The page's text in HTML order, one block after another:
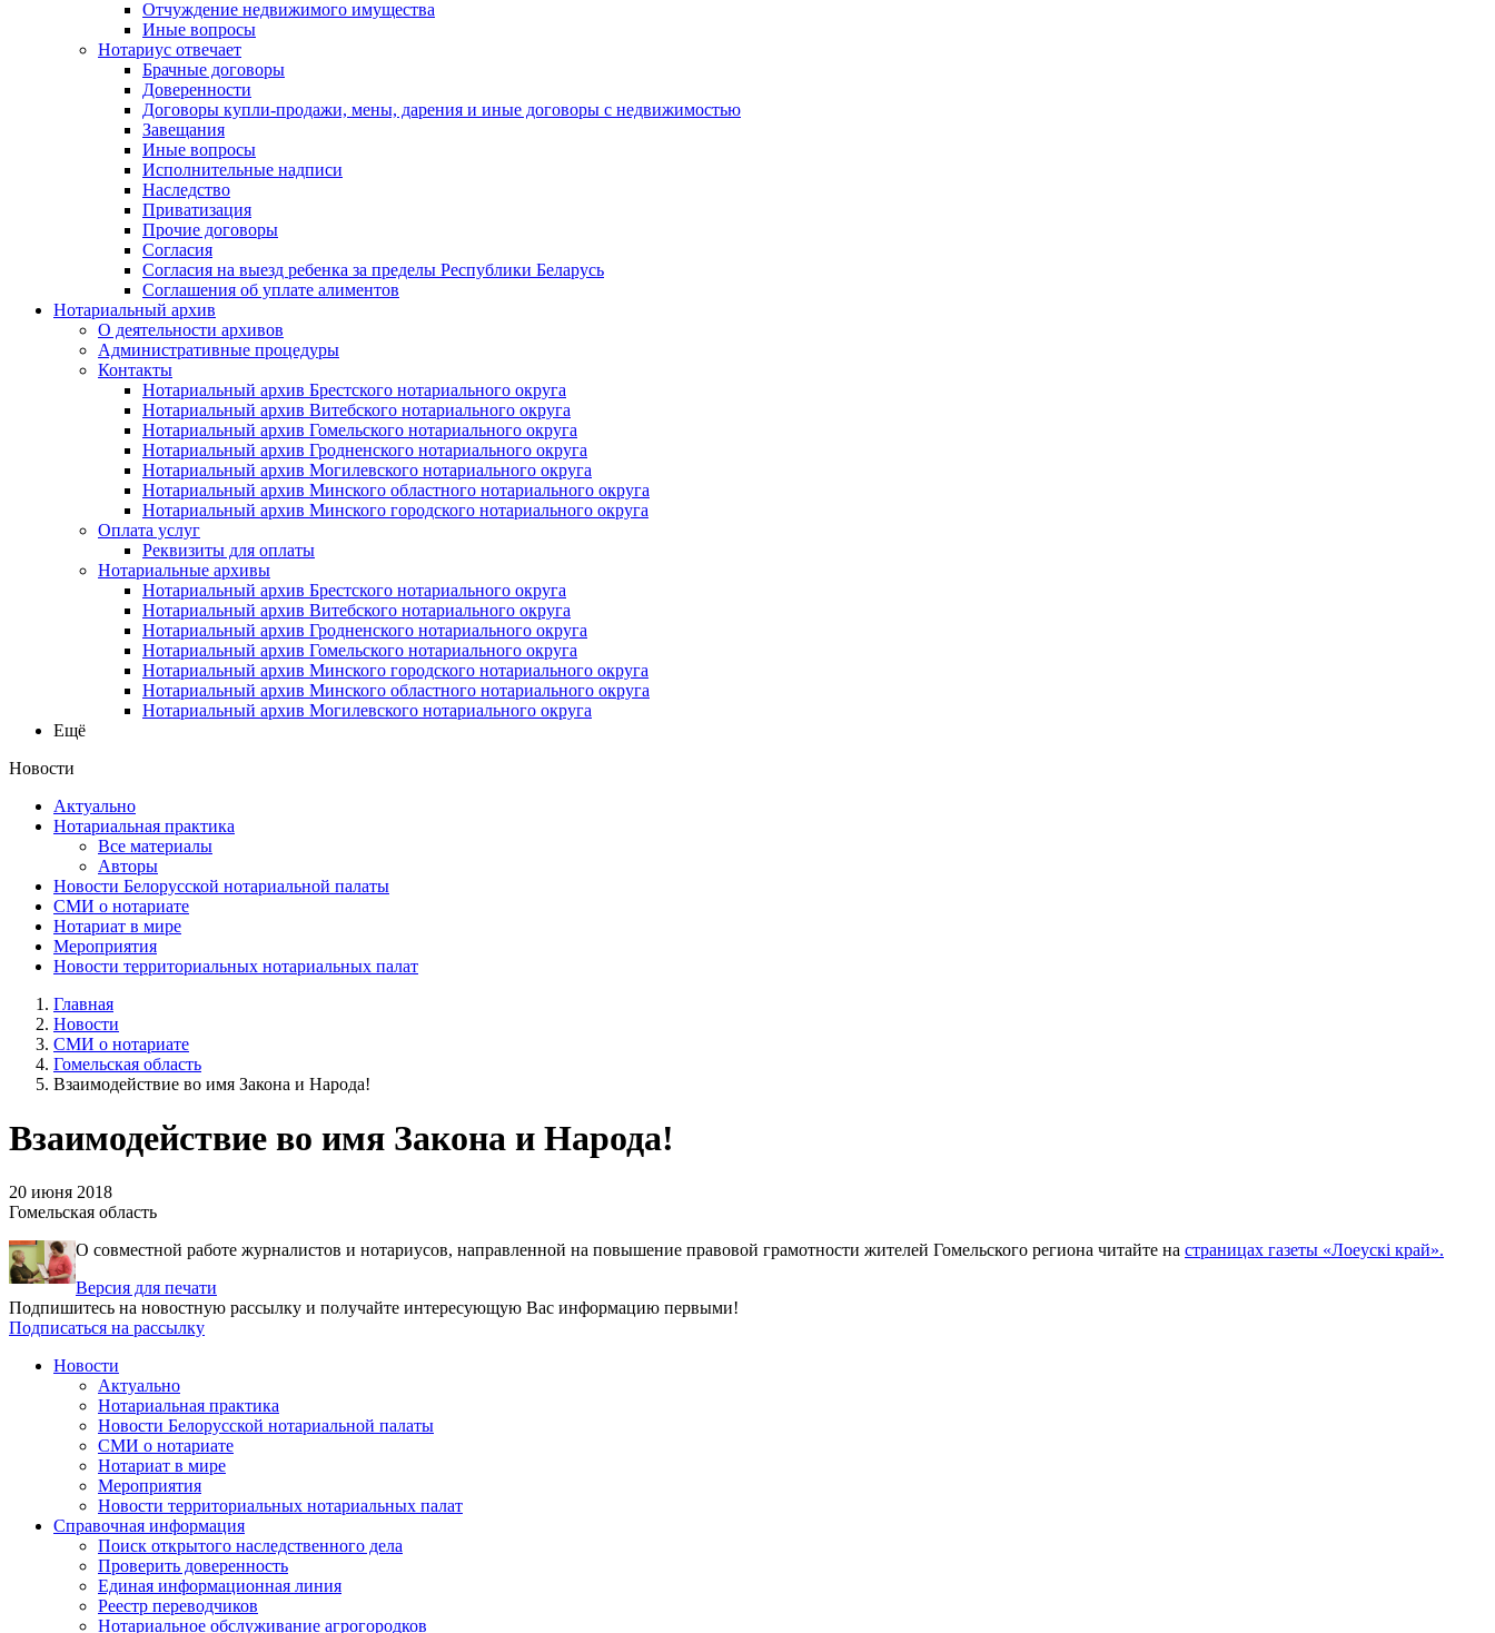
Отчуждение недвижимого имущества
Иные вопросы
Нотариус отвечает
Брачные договоры
Доверенности
Договоры купли-продажи, мены, дарения и иные договоры с недвижимостью
Завещания
Иные вопросы
Исполнительные надписи
Наследство
Приватизация
Прочие договоры
Согласия
Согласия на выезд ребенка за пределы Республики Беларусь
Соглашения об уплате алиментов
Нотариальный архив
О деятельности архивов
Административные процедуры
Контакты
Нотариальный архив Брестского нотариального округа
Нотариальный архив Витебского нотариального округа
Нотариальный архив Гомельского нотариального округа
Нотариальный архив Гродненского нотариального округа
Нотариальный архив Могилевского нотариального округа
Нотариальный архив Минского областного нотариального округа
Нотариальный архив Минского городского нотариального округа
Оплата услуг
Реквизиты для оплаты
Нотариальные архивы
Нотариальный архив Брестского нотариального округа
Нотариальный архив Витебского нотариального округа
Нотариальный архив Гродненского нотариального округа
Нотариальный архив Гомельского нотариального округа
Нотариальный архив Минского городского нотариального округа
Нотариальный архив Минского областного нотариального округа
Нотариальный архив Могилевского нотариального округа
Ещё
Новости
Актуально
Нотариальная практика
Все материалы
Авторы
Новости Белорусской нотариальной палаты
СМИ о нотариате
Нотариат в мире
Мероприятия
Новости территориальных нотариальных палат
Главная
Новости
СМИ о нотариате
Гомельская область
Взаимодействие во имя Закона и Народа!
Взаимодействие во имя Закона и Народа!
20 июня 2018
Гомельская область
О совместной работе журналистов и нотариусов, направленной на повышение правовой грамотности жителей Гомельского региона читайте на страницах газеты «Лоеускi край».
Версия для печати
Подпишитесь на новостную рассылку и получайте интересующую Вас информацию первыми!
Подписаться на рассылку
Новости
Актуально
Нотариальная практика
Новости Белорусской нотариальной палаты
СМИ о нотариате
Нотариат в мире
Мероприятия
Новости территориальных нотариальных палат
Справочная информация
Поиск открытого наследственного дела
Проверить доверенность
Единая информационная линия
Реестр переводчиков
Нотариальное обслуживание агрогородков